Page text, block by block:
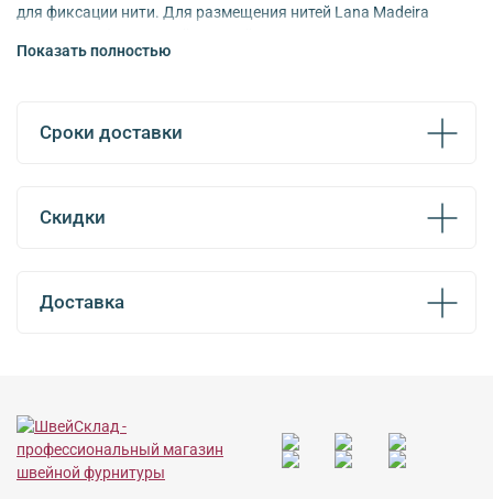
для фиксации нити. Для размещения нитей Lana Madeira
цветов.
Показать полностью
Сроки доставки
Скидки
Доставка